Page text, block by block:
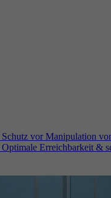
Schutz vor Manipulation
Optimale Erreichbarkeit &